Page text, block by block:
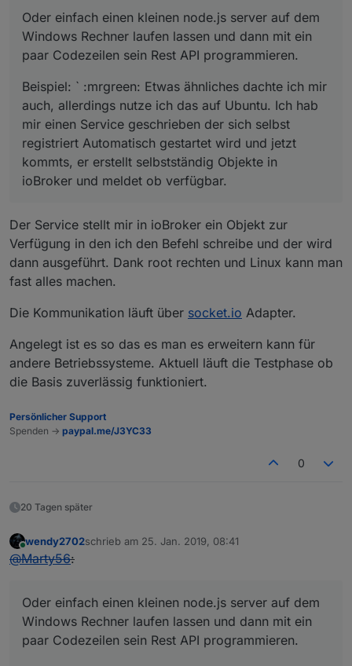
const server = http.createServer
server.listen (port, (err) => {
if
(err) {
'something bad happened'
  }
console . `server is listening on ${port}
});</ip></i p>
Oder einfach einen kleinen node.js server auf dem
Windows Rechner laufen lassen und dann mit ein
paar Codezeilen sein Rest API programmieren.
Beispiel: ` :mrgreen: Etwas ähnliches dachte ich mir
auch, allerdings nutze ich das auf Ubuntu. Ich hab
mir einen Service geschrieben der sich selbst
registriert Automatisch gestartet wird und jetzt
kommts, er erstellt selbstständig Objekte in
ioBroker und meldet ob verfügbar.
Der Service stellt mir in ioBroker ein Objekt zur
Verfügung in den ich den Befehl schreibe und der wird
dann ausgeführt. Dank root rechten und Linux kann man
fast alles machen.
Die Kommunikation läuft über socket.io Adapter.
Angelegt ist es so das es man es erweitern kann für
andere Betriebssysteme. Aktuell läuft die Testphase ob
die Basis zuverlässig funktioniert.
Persönlicher Support
Spenden -> paypal.me/J3YC33
0
20 Tagen später
Online
wendy2702schrieb am 25. Jan. 2019, 08:41
zuletzt editiert von
@Marty56:
Oder einfach einen kleinen node.js server auf dem
Windows Rechner laufen lassen und dann mit ein
paar Codezeilen sein Rest API programmieren.